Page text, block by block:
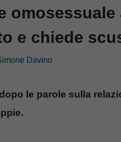
e chiede
Davino
le parole sulla